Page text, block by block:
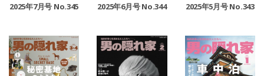
2025年7月号 No.345 2025年6月号 No.344 2025年5月号 No.343